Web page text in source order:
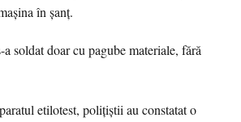
în șanț.
soldat doar cu pagube materiale, fără
etilotest, polițiștii au constatat o